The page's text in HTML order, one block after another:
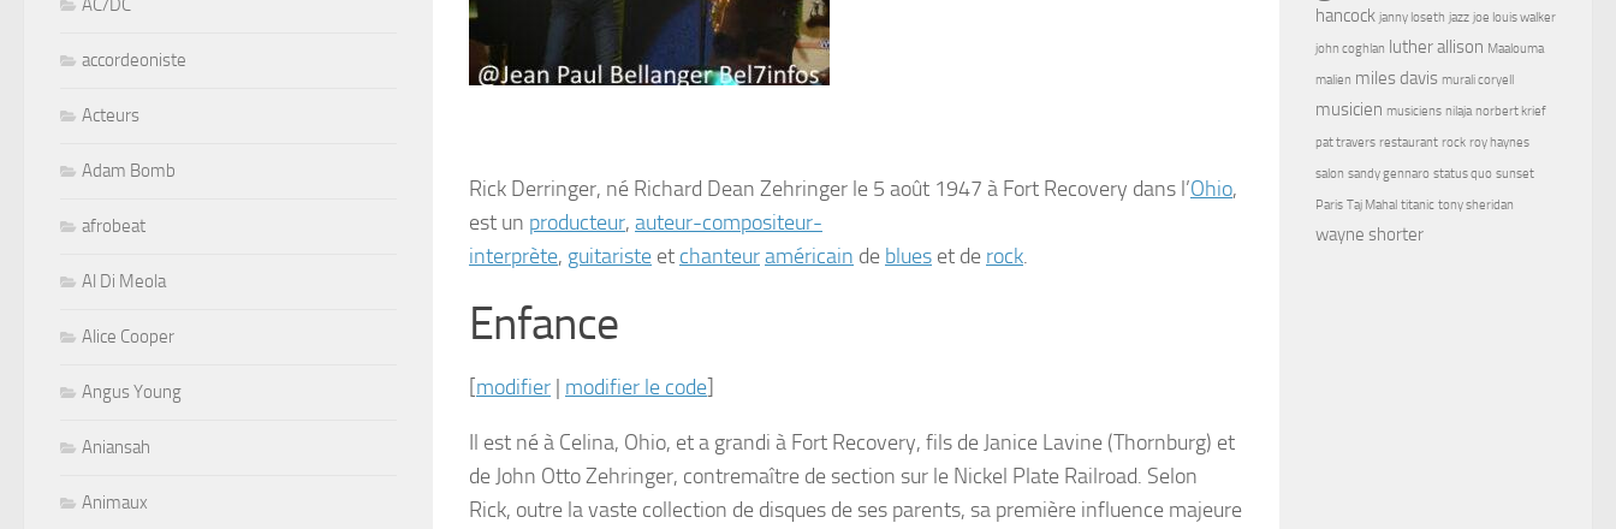
Rick Derringer, né Richard Dean Zehringer le 5 août 1947 à Fort Recovery dans l’Ohio,
est un producteur, auteur-compositeur-
interprète, guitariste et chanteuraméricain de blues et de rock.
Enfance
[modifier | modifier le code]
Il est né à Celina, Ohio, et a grandi à Fort Recovery, fils de Janice Lavine (Thornburg) et
de John Otto Zehringer, contremaître de section sur le Nickel Plate Railroad. Selon
Rick, outre la vaste collection de disques de ses parents, sa première influence majeure
AC/DC
accordeoniste
Acteurs
Adam Bomb
afrobeat
Al Di Meola
Alice Cooper
Angus Young
Aniansah
Animaux
hancock janny loseth jazz joe louis walker
john coghlan luther allison Maalouma
malien miles davis murali coryell
musicien musiciens nilaja norbert krief
pat travers restaurant rock roy haynes
salon sandy gennaro status quo sunset
Paris Taj Mahal titanic tony sheridan
wayne shorter